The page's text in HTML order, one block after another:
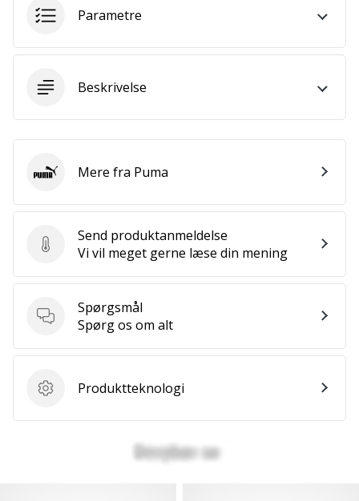
sammen.
Vis alle
artikler
Parametre
Beskrivelse
Send produktanmeldelse
Send produktanmeldelse
Vi vil meget gerne læse din mening
Spørgsmål
Spørgsmål
Spørg os om alt
Produktteknologi
Produktteknologi
PumaMere fra Puma